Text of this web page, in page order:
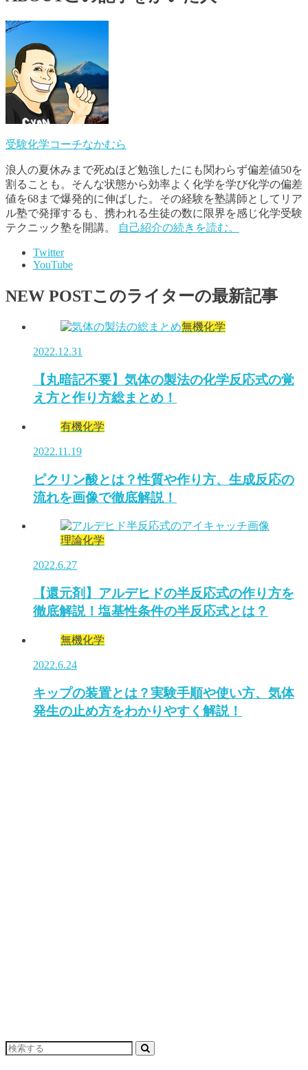
受験化学コーチなかむら
浪人の夏休みまで死ぬほど勉強したにも関わらず偏差値50を
割ることも。そんな状態から効率よく化学を学び化学の偏差
値を68まで爆発的に伸ばした。その経験を塾講師としてリア
ル塾で発揮するも、携われる生徒の数に限界を感じ化学受験
テクニック塾を開講。
自己紹介の続きを読む。
Twitter
YouTube
NEW POSTこのライターの最新記事
無機化学
2022.12.31
【丸暗記不要】気体の製法の化学反応式の覚
え方と作り方総まとめ！
有機化学
2022.11.19
ピクリン酸とは？性質や作り方、生成反応の
流れを画像で徹底解説！
理論化学
2022.6.27
【還元剤】アルデヒドの半反応式の作り方を
徹底解説！塩基性条件の半反応式とは？
無機化学
2022.6.24
キップの装置とは？実験手順や使い方、気体
発生の止め方をわかりやすく解説！